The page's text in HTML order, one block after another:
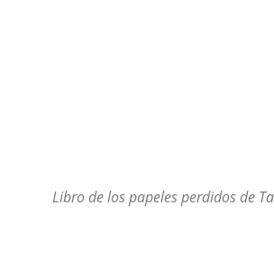
Libro de los papeles perdidos de